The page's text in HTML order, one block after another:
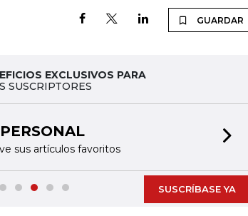
GUARDAR
EXCLUSIVOS PARA
SUSCRIPTORES
sus artículos favoritos
SUSCRÍBASE YA